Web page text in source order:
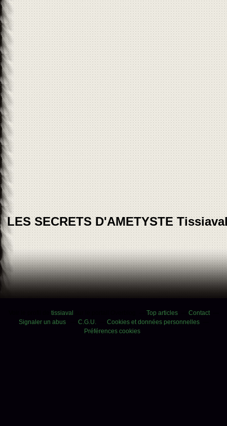
LES SECRETS D'AMETYSTE
tissiaval Top articles
Contact
Signaler un abus
C.G.U.
Cookies et données personnelles
Préférences cookies